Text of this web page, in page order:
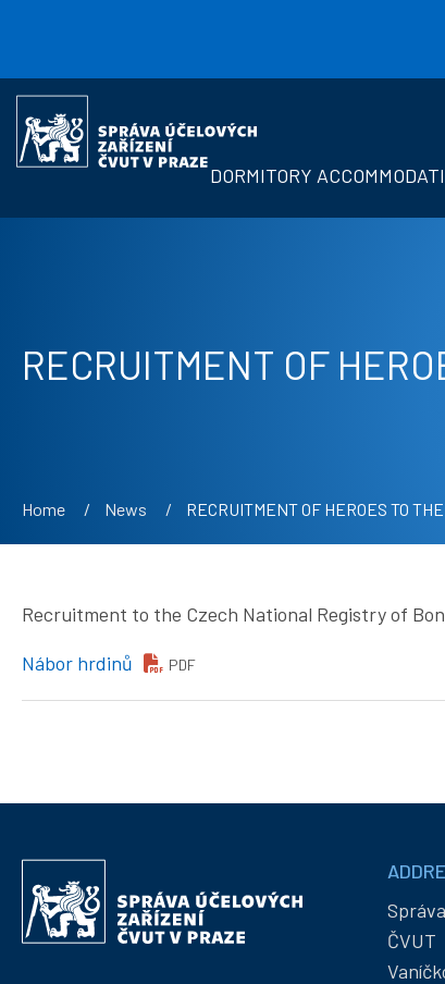
Správa
účelových
zařízení
DORMITORY
RECRUITMENT OF
Breadcrumb
Home News Current:
RECRUITMENT OF HEROES TO
Recruitment to the Czech National Registry of
Nábor hrdinů PDF
a
kontakty
účelových
zařízení
ČVUT